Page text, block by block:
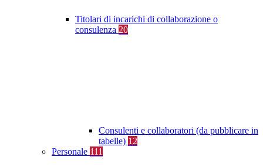
Titolari di incarichi di collaborazione o
consulenza 20
Consulenti e collaboratori (da pubblicare in
tabelle) 12
Personale 111